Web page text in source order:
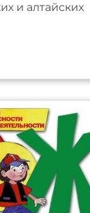
и алтайских